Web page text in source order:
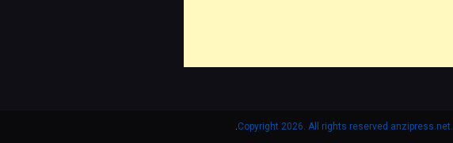
Copyright 2026. All rights reserved anzipress.net.
.